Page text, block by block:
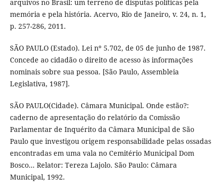
arquivos no Brasil: um terreno de disputas políticas pela
memória e pela história. Acervo, Rio de Janeiro, v. 24, n. 1,
p. 257-286, 2011.
SÃO PAULO (Estado). Lei nº 5.702, de 05 de junho de 1987.
Concede ao cidadão o direito de acesso às informações
nominais sobre sua pessoa. [São Paulo, Assembleia
Legislativa, 1987].
SÃO PAULO(Cidade). Câmara Municipal. Onde estão?:
caderno de apresentação do relatório da Comissão
Parlamentar de Inquérito da Câmara Municipal de São
Paulo que investigou origem responsabilidade pelas ossadas
encontradas em uma vala no Cemitério Municipal Dom
Bosco... Relator: Tereza Lajolo. São Paulo: Câmara
Municipal, 1992.